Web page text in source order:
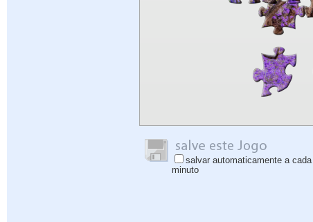
salvar automaticamente a cada
minuto